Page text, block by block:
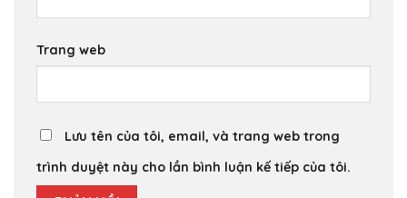
Trang web
Lưu tên của tôi, email, và trang web trong
trình duyệt này cho lần bình luận kế tiếp của tôi.